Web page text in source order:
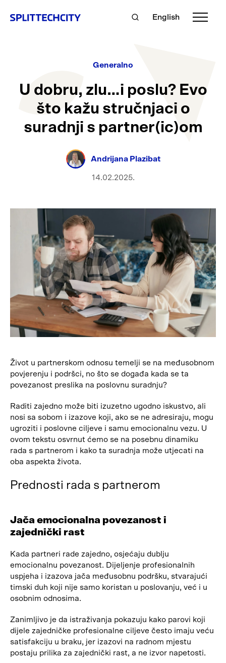
English
Generalno
U dobru, zlu…i poslu? Evo
što kažu stručnjaci o
suradnji s partner(ic)om
Andrijana Plazibat
14.02.2025.
Život u partnerskom odnosu temelji se na međusobnom
povjerenju i podršci, no što se događa kada se ta
povezanost preslika na poslovnu suradnju?
Raditi zajedno može biti izuzetno ugodno iskustvo, ali
nosi sa sobom i izazove koji, ako se ne adresiraju, mogu
ugroziti i poslovne ciljeve i samu emocionalnu vezu. U
ovom tekstu osvrnut ćemo se na posebnu dinamiku
rada s partnerom i kako ta suradnja može utjecati na
oba aspekta života.
Prednosti rada s partnerom
Jača emocionalna povezanost i
zajednički rast
Kada partneri rade zajedno, osjećaju dublju
emocionalnu povezanost. Dijeljenje profesionalnih
uspjeha i izazova jača međusobnu podršku, stvarajući
timski duh koji nije samo koristan u poslovanju, već i u
osobnim odnosima.
Zanimljivo je da istraživanja pokazuju kako parovi koji
dijele zajedničke profesionalne ciljeve često imaju veću
satisfakciju u braku, jer izazovi na radnom mjestu
postaju prilika za zajednički rast, a ne izvor napetosti.